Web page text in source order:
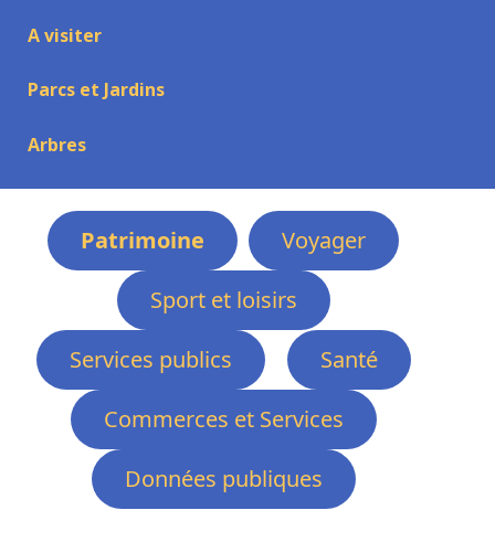
A visiter
Parcs et Jardins
Arbres
Patrimoine
Voyager
Sport et loisirs
Services publics
Santé
Commerces et Services
Données publiques